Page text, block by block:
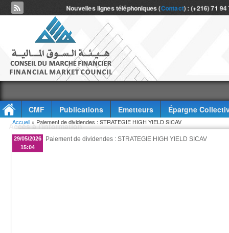
Nouvelles lignes téléphoniques (Contact) : (+216) 71
CMF Publications Emetteurs
Épargne
Accès à l'information
Vous êtes ici
Accueil » Paiement de dividendes : STRATEGIE HIGH YIELD SICAV
29/05/2026
15:04
Paiement de dividendes : STRATEGIE HIGH YIELD SICAV